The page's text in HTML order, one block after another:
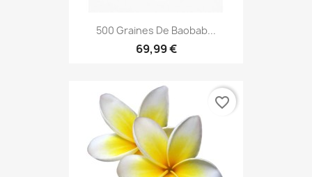
500 Graines De Baobab...
69,99 €
favorite_border